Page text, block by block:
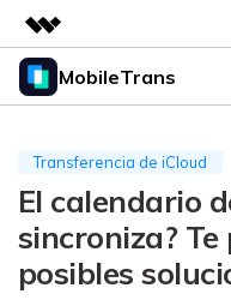
Productos destacados
Utilidades
Soluciones
Quiénes somos
Sala de prensa
MobileTrans
Para Escritorio
Precios
Precios para
Soporte
Transferencia de iCloud
El calendario
sincroniza?
posibles